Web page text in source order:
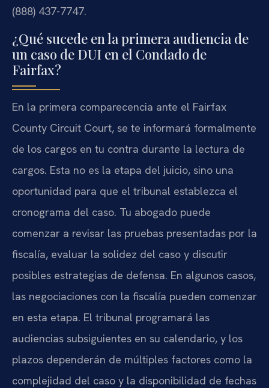
(888) 437-7747.
¿Qué sucede en la primera audiencia de
un caso de DUI en el Condado de
Fairfax?
En la primera comparecencia ante el Fairfax
County Circuit Court, se te informará formalmente
de los cargos en tu contra durante la lectura de
cargos. Esta no es la etapa del juicio, sino una
oportunidad para que el tribunal establezca el
cronograma del caso. Tu abogado puede
comenzar a revisar las pruebas presentadas por la
fiscalía, evaluar la solidez del caso y discutir
posibles estrategias de defensa. En algunos casos,
las negociaciones con la fiscalía pueden comenzar
en esta etapa. El tribunal programará las
audiencias subsiguientes en su calendario, y los
plazos dependerán de múltiples factores como la
complejidad del caso y la disponibilidad de fechas